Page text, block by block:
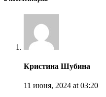
Кристина Шубина
11 июня, 2024 at 03:20